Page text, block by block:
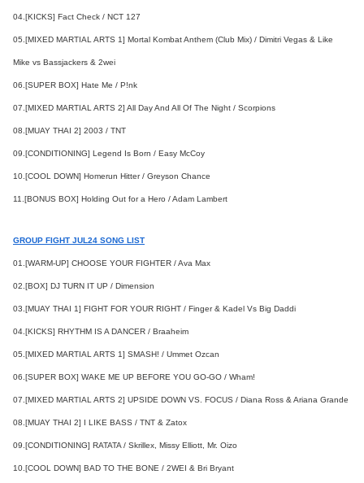
04.[KICKS] Fact Check / NCT 127
05.[MIXED MARTIAL ARTS 1] Mortal Kombat Anthem (Club Mix) / Dimitri Vegas & Like
Mike vs Bassjackers & 2wei
06.[SUPER BOX] Hate Me / P!nk
07.[MIXED MARTIAL ARTS 2] All Day And All Of The Night / Scorpions
08.[MUAY THAI 2] 2003 / TNT
09.[CONDITIONING] Legend Is Born / Easy McCoy
10.[COOL DOWN] Homerun Hitter / Greyson Chance
11.[BONUS BOX] Holding Out for a Hero / Adam Lambert
GROUP FIGHT JUL24 SONG LIST
01.[WARM-UP] CHOOSE YOUR FIGHTER / Ava Max
02.[BOX] DJ TURN IT UP / Dimension
03.[MUAY THAI 1] FIGHT FOR YOUR RIGHT / Finger & Kadel Vs Big Daddi
04.[KICKS] RHYTHM IS A DANCER / Braaheim
05.[MIXED MARTIAL ARTS 1] SMASH! / Ummet Ozcan
06.[SUPER BOX] WAKE ME UP BEFORE YOU GO-GO / Wham!
07.[MIXED MARTIAL ARTS 2] UPSIDE DOWN VS. FOCUS / Diana Ross & Ariana Grande
08.[MUAY THAI 2] I LIKE BASS / TNT & Zatox
09.[CONDITIONING] RATATA / Skrillex, Missy Elliott, Mr. Oizo
10.[COOL DOWN] BAD TO THE BONE / 2WEI & Bri Bryant